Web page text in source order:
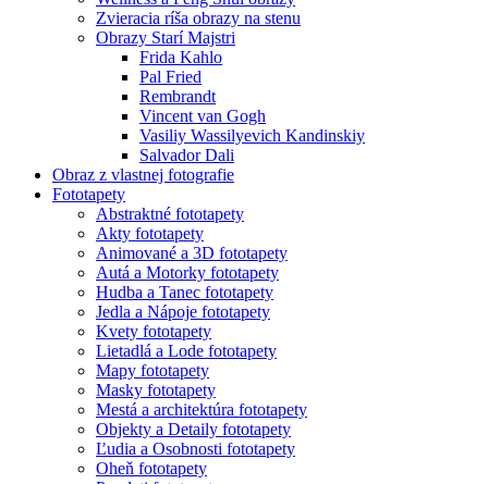
Zvieracia ríša obrazy na stenu
Obrazy Starí Majstri
Frida Kahlo
Pal Fried
Rembrandt
Vincent van Gogh
Vasiliy Wassilyevich Kandinskiy
Salvador Dali
Obraz z vlastnej fotografie
Fototapety
Abstraktné fototapety
Akty fototapety
Animované a 3D fototapety
Autá a Motorky fototapety
Hudba a Tanec fototapety
Jedla a Nápoje fototapety
Kvety fototapety
Lietadlá a Lode fototapety
Mapy fototapety
Masky fototapety
Mestá a architektúra fototapety
Objekty a Detaily fototapety
Ľudia a Osobnosti fototapety
Oheň fototapety